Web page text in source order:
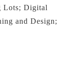
Lots; Digital
and Design;